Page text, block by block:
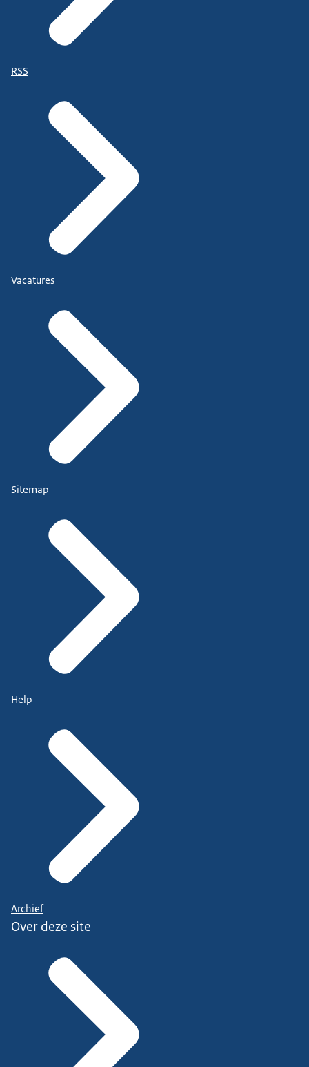
RSS
Vacatures
Sitemap
Help
Archief
Over deze site